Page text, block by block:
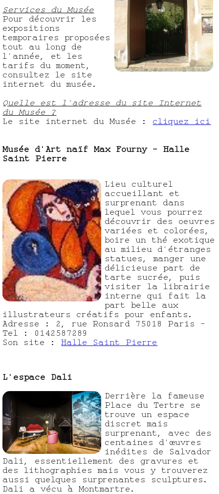
Services du Musée
Pour découvrir les
expositions
temporaires proposées
tout au long de
l'année, et les
tarifs du moment,
consultez le site
internet du musée.
Quelle est l'adresse du site Internet
du Musée ?
Le site internet du Musée : cliquez ici
Musée d'Art naïf Max Fourny - Halle
Saint Pierre
Lieu culturel
accueillant et
surprenant dans
lequel vous pourrez
découvrir des oeuvres
variées et colorées,
boire un thé exotique
au milieu d'étranges
statues, manger une
délicieuse part de
tarte sucrée, puis
visiter la librairie
interne qui fait la
part belle aux
illustrateurs créatifs pour enfants.
Adresse : 2, rue Ronsard 75018 Paris -
Tel : 0142587289
Son site :Halle Saint Pierre
L'espace Dali
Derrière la fameuse
Place du Tertre se
trouve un espace
discret mais
surprenant, avec des
centaines d'œuvres
inédites de Salvador
Dali, essentiellement des gravures et
des lithographies mais vous y trouverez
aussi quelques surprenantes sculptures.
Dali a vécu à Montmartre.